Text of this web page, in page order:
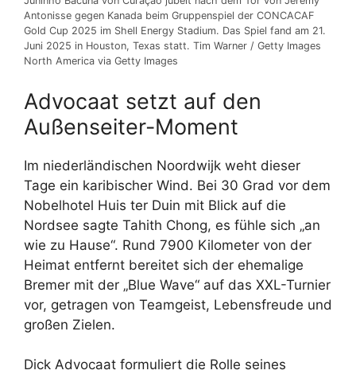
Antonisse gegen Kanada beim Gruppenspiel der CONCACAF
Gold Cup 2025 im Shell Energy Stadium. Das Spiel fand am 21.
Juni 2025 in Houston, Texas statt. Tim Warner / Getty Images
North America via Getty Images
Advocaat setzt auf den
Außenseiter-Moment
Im niederländischen Noordwijk weht dieser
Tage ein karibischer Wind. Bei 30 Grad vor dem
Nobelhotel Huis ter Duin mit Blick auf die
Nordsee sagte Tahith Chong, es fühle sich „an
wie zu Hause“. Rund 7900 Kilometer von der
Heimat entfernt bereitet sich der ehemalige
Bremer mit der „Blue Wave“ auf das XXL-Turnier
vor, getragen von Teamgeist, Lebensfreude und
großen Zielen.
Dick Advocaat formuliert die Rolle seines